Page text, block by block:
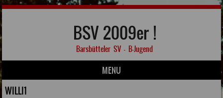
BSV 2009er !
Barsbütteler SV – B-Jugend
MENU
Skip to content
WILLI1